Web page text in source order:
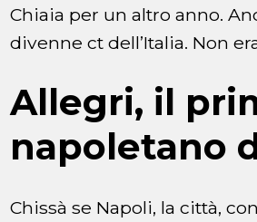
Chiaia per un altro anno.
divenne ct dell’Italia. Non
Allegri, il
napoletano
Chissà se Napoli, la città,